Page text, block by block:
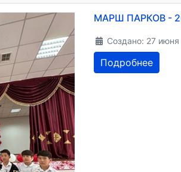
МАРШ ПАРКОВ -
Создано: 27
Подробнее